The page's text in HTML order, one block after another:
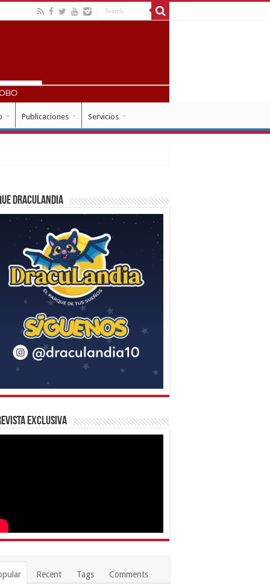
Publicaciones Servicios
Draculandia
Exclusiva
Recent Tags Comments